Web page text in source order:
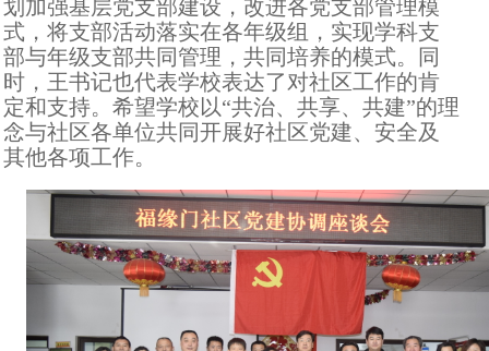
划加强基层党支部建设，改进各党支部管理模
式，将支部活动落实在各年级组，实现学科支
部与年级支部共同管理，共同培养的模式。同
时，王书记也代表学校表达了对社区工作的肯
定和支持。希望学校以“共治、共享、共建”的理
念与社区各单位共同开展好社区党建、安全及
其他各项工作。